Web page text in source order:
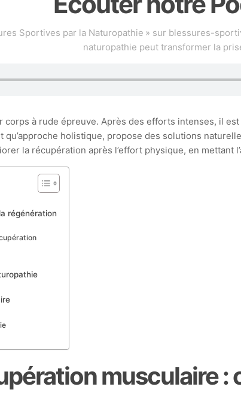
Sportives par la Naturopathie » sur blessures-
naturopathie peut transformer la
à rude épreuve. Après des efforts intenses, il
qu’approche holistique, propose des solutions
la récupération après l’effort physique, en mettant
régénération
musculaire :